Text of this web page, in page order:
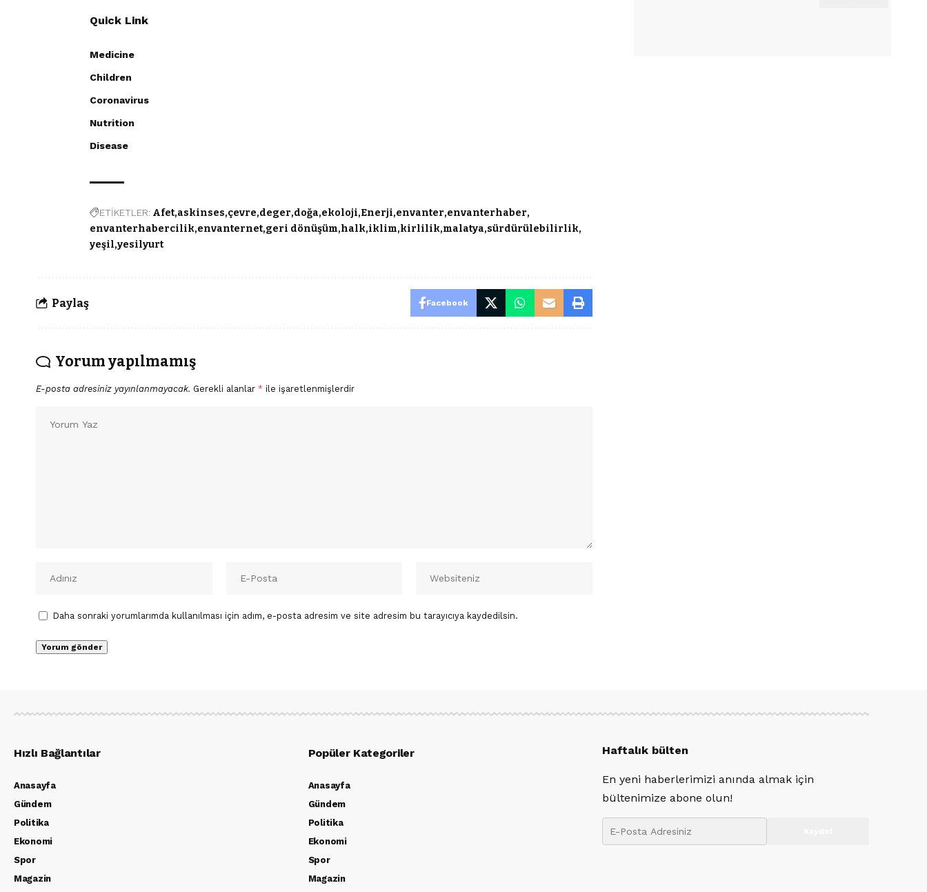
Quick Link
Medicine
Children
Coronavirus
Nutrition
Disease
ETİKETLER: Afet askinses çevre deger doğa ekoloji Enerji envanter envanterhaber
envanterhabercilik envanternet geri dönüşüm halk iklim kirlilik malatya sürdürülebilirlik
yeşil yesilyurt
Paylaş Facebook
Yorum yapılmamış
E-posta adresiniz yayınlanmayacak. Gerekli alanlar * ile işaretlenmişlerdir
Daha sonraki yorumlarımda kullanılması için adım, e-posta adresim ve site adresim bu tarayıcıya kaydedilsin.
Hızlı Bağlantılar
Anasayfa
Gündem
Politika
Ekonomi
Spor
Magazin
Popüler Kategoriler
Anasayfa
Gündem
Politika
Ekonomi
Spor
Magazin
Haftalık bülten
En yeni haberlerimizi anında almak için
bültenimize abone olun!